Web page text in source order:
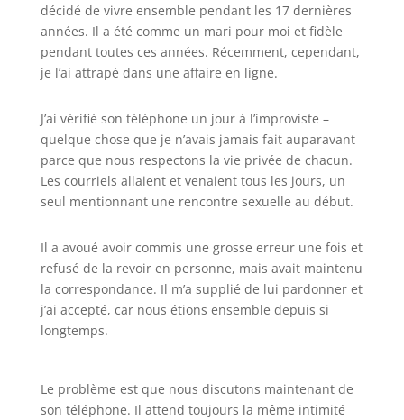
décidé de vivre ensemble pendant les 17 dernières
années. Il a été comme un mari pour moi et fidèle
pendant toutes ces années. Récemment, cependant,
je l’ai attrapé dans une affaire en ligne.
J’ai vérifié son téléphone un jour à l’improviste –
quelque chose que je n’avais jamais fait auparavant
parce que nous respectons la vie privée de chacun.
Les courriels allaient et venaient tous les jours, un
seul mentionnant une rencontre sexuelle au début.
Il a avoué avoir commis une grosse erreur une fois et
refusé de la revoir en personne, mais avait maintenu
la correspondance. Il m’a supplié de lui pardonner et
j’ai accepté, car nous étions ensemble depuis si
longtemps.
Le problème est que nous discutons maintenant de
son téléphone. Il attend toujours la même intimité